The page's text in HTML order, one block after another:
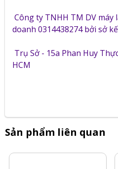
Công ty TNHH TM DV máy
doanh 0314438274 bởi sở
Trụ Sở - 15a Phan Huy
HCM
Sản phẩm liên quan